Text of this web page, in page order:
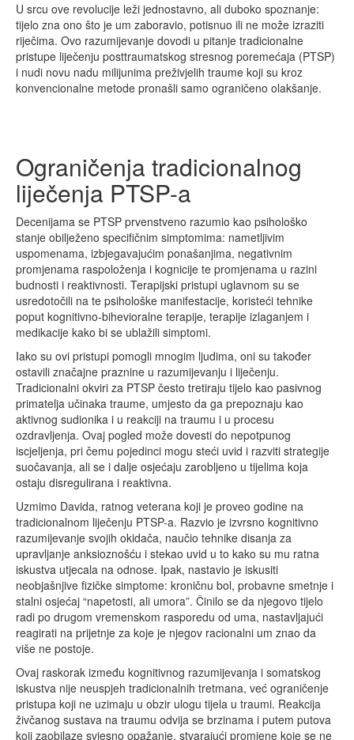
U srcu ove revolucije leži jednostavno, ali duboko spoznanje:
tijelo zna ono što je um zaboravio, potisnuo ili ne može izraziti
riječima. Ovo razumijevanje dovodi u pitanje tradicionalne
pristupe liječenju posttraumatskog stresnog poremećaja (PTSP)
i nudi novu nadu milijunima preživjelih traume koji su kroz
konvencionalne metode pronašli samo ograničeno olakšanje.
Ograničenja tradicionalnog
liječenja PTSP-a
Decenijama se PTSP prvenstveno razumio kao psihološko
stanje obilježeno specifičnim simptomima: nametljivim
uspomenama, izbjegavajućim ponašanjima, negativnim
promjenama raspoloženja i kognicije te promjenama u razini
budnosti i reaktivnosti. Terapijski pristupi uglavnom su se
usredotočili na te psihološke manifestacije, koristeći tehnike
poput kognitivno-bihevioralne terapije, terapije izlaganjem i
medikacije kako bi se ublažili simptomi.
Iako su ovi pristupi pomogli mnogim ljudima, oni su također
ostavili značajne praznine u razumijevanju i liječenju.
Tradicionalni okviri za PTSP često tretiraju tijelo kao pasivnog
primatelja učinaka traume, umjesto da ga prepoznaju kao
aktivnog sudionika i u reakciji na traumu i u procesu
ozdravljenja. Ovaj pogled može dovesti do nepotpunog
iscjeljenja, pri čemu pojedinci mogu steći uvid i razviti strategije
suočavanja, ali se i dalje osjećaju zarobljeno u tijelima koja
ostaju disregulirana i reaktivna.
Uzmimo Davida, ratnog veterana koji je proveo godine na
tradicionalnom liječenju PTSP-a. Razvio je izvrsno kognitivno
razumijevanje svojih okidača, naučio tehnike disanja za
upravljanje anksioznošću i stekao uvid u to kako su mu ratna
iskustva utjecala na odnose. Ipak, nastavio je iskusiti
neobjašnjive fizičke simptome: kroničnu bol, probavne smetnje i
stalni osjećaj “napetosti, ali umora”. Činilo se da njegovo tijelo
radi po drugom vremenskom rasporedu od uma, nastavljajući
reagirati na prijetnje za koje je njegov racionalni um znao da
više ne postoje.
Ovaj raskorak između kognitivnog razumijevanja i somatskog
iskustva nije neuspjeh tradicionalnih tretmana, već ograničenje
pristupa koji ne uzimaju u obzir ulogu tijela u traumi. Reakcija
živčanog sustava na traumu odvija se brzinama i putem putova
koji zaobilaze svjesno opažanje, stvarajući promjene koje se ne